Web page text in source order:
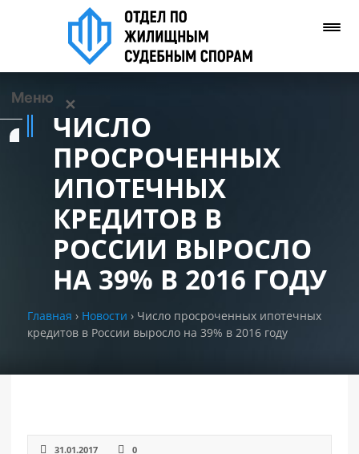
Меню ✕
Задать вопрос
Позвонить нам
ЧИСЛО
ПРОСРОЧЕННЫХ
ИПОТЕЧНЫХ
КРЕДИТОВ В
РОССИИ ВЫРОСЛО
НА 39% В 2016 ГОДУ
Главная › Новости › Число просроченных ипотечных
кредитов в России выросло на 39% в 2016 году
31.01.2017 0